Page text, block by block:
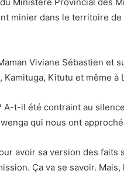
minier dans le territoire
Viviane Sébastien
Kitutu et même à
t-il été contraint au
qui nous ont
avoir sa version des
Ça va se savoir.